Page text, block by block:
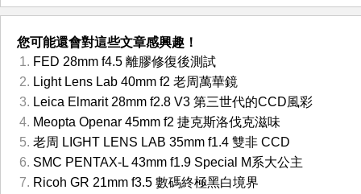
您可能還會對這些文章感興趣！
FED 28mm f4.5 離膠修復後測試
Light Lens Lab 40mm f2 老周萬華鏡
Leica Elmarit 28mm f2.8 V3 第三世代的CCD風彩
Meopta Openar 45mm f2 捷克斯洛伐克滋味
老周 LIGHT LENS LAB 35mm f1.4 雙非 CCD
SMC PENTAX-L 43mm f1.9 Special M系大公主
Ricoh GR 21mm f3.5 數碼終極黑白境界